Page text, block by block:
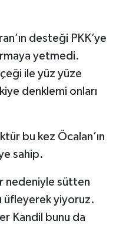
desteği PKK’ye
yetmedi.
ile yüz yüze
denklemi onları
bu kez Öcalan’ın
sahip.
nedeniyle sütten
üfleyerek yiyoruz.
Kandil bunu da